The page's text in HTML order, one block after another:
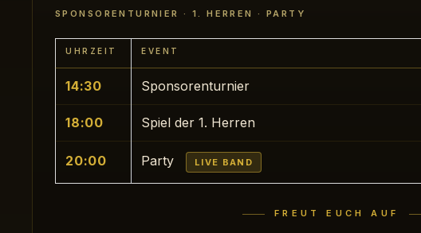
SPONSORENTURNIER · 1. HERREN · PARTY
UHRZEIT EVENT
14:30 Sponsorenturnier
18:00 Spiel der 1. Herren
20:00 Party LIVE BAND
FREUT EUCH AUF